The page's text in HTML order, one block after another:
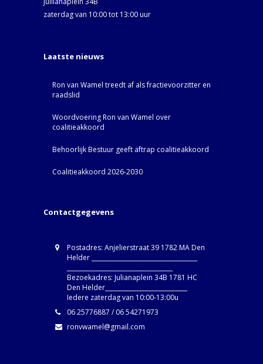
zaterdag van 10:00 tot 13:00 uur
Laatste nieuws
Ron van Wamel treedt af als fractievoorzitter en
raadslid
Woordvoering Ron van Wamel over
coalitieakkoord
Behoorlijk Bestuur geeft aftrap coalitieakkoord
Coalitieakkoord 2026-2030
Contactgegevens
Postadres: Anjelierstraat 39 1782 MA Den
Helder ____________________________________
Bezoekadres: Julianaplein 34B 1781 HC
Den Helder____________________________
Iedere zaterdag van 10:00-13:00u
06 25776887 / 06 54271973
ronvwamel@gmail.com